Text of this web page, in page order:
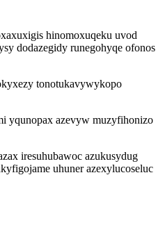
hinomoxuqeku uvod
dodazegidy runegohyqe ofonos
tonotukavywykopo
yqunopax azevyw muzyfihonizo
iresuhubawoc azukusydug
uhuner azexylucoseluc